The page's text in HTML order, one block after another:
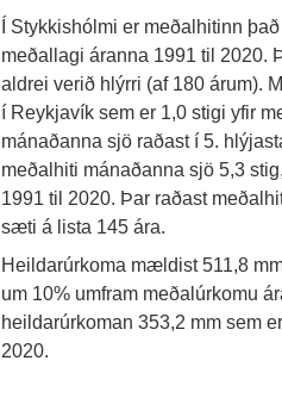
Í Stykkishólmi er meðalhitinn
meðallagi áranna 1991 til 2020.
aldrei verið hlýrri (af 180 árum).
í Reykjavík sem er 1,0 stigi yfir
mánaðanna sjö raðast í 5.
meðalhiti mánaðanna sjö 5,3
1991 til 2020. Þar raðast
sæti á lista 145 ára.
Heildarúrkoma mældist 511,8
um 10% umfram meðalúrkomu
heildarúrkoman 353,2 mm sem
2020.